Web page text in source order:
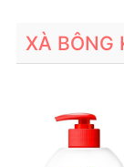
XÀ BÔNG